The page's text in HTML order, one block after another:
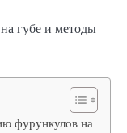
фурункулов на